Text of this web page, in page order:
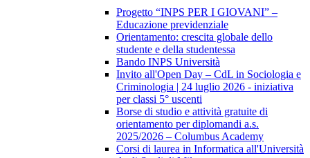
Progetto “INPS PER I GIOVANI” –
Educazione previdenziale
Orientamento: crescita globale dello
studente e della studentessa
Bando INPS Università
Invito all'Open Day – CdL in Sociologia e
Criminologia | 24 luglio 2026 - iniziativa
per classi 5° uscenti
Borse di studio e attività gratuite di
orientamento per diplomandi a.s.
2025/2026 – Columbus Academy
Corsi di laurea in Informatica all'Università